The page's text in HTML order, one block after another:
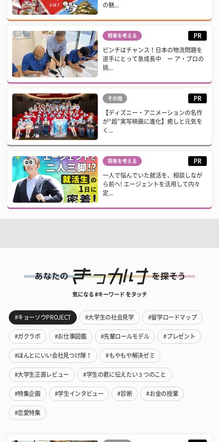
の魅...
将来を考える PR
ピンチはチャンス！日本の物流問題を
逆手にとって急成長中 ー ア・プロの
挑...
その他 PR
【ディズニー・アニメーションの名作
が“超”実写映画に進化】癒しと元気を
く...
将来を考える PR
一人で悩んでいた就活を、相談しなが
ら前へ! エージェントを活用して内々
定...
気になる #キーワード をタッチ
#キョーソウPROJECT #大学生の社会見学 #留学ロードマップ
#ガクラボ #お仕事図鑑 #先輩ロールモデル #プレゼント
#ほんとにいい会社見つけ隊！ #もやもや解決ゼミ
#大学生正直レビュー #学生の君に伝えたい３つのこと
#特集企画 #学生インタビュー #診断 #お金の授業
#恋愛特集